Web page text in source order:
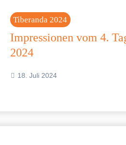
Tiberanda 2024
Impressionen vom 4.
2024
18. Juli 2024